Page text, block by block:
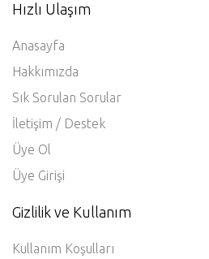
Hızlı Ulaşım
Anasayfa
Hakkımızda
Sık Sorulan Sorular
İletişim / Destek
Üye Ol
Üye Girişi
Gizlilik ve Kullanım
Kullanım Koşulları